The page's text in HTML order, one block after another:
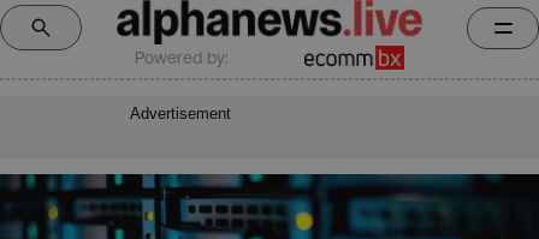
Powered by:
Advertisement